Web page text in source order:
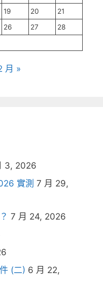
19 20
21
26 27
28
月 »
3, 2026
實測 7 月 29,
7 月 24, 2026
(二) 6 月 22,